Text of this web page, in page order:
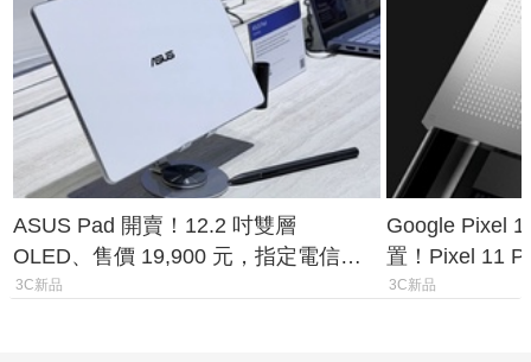
ASUS Pad 開賣！12.2 吋雙層
OLED、售價 19,900 元，指定電信資
費最低 0 元入手
3C新品
Google Pixel
置！Pixel 11
1.6%
3C新品